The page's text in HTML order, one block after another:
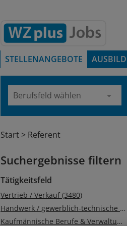
STELLENANGEBOTE
Start Referent
Suchergebnisse filtern
Tätigkeitsfeld
Vertrieb / Verkauf (3480)
Handwerk / gewerblich-technische Berufe (2562)
Kaufmännische Berufe & Verwaltung (2370)